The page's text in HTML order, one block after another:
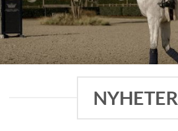
NYHETER